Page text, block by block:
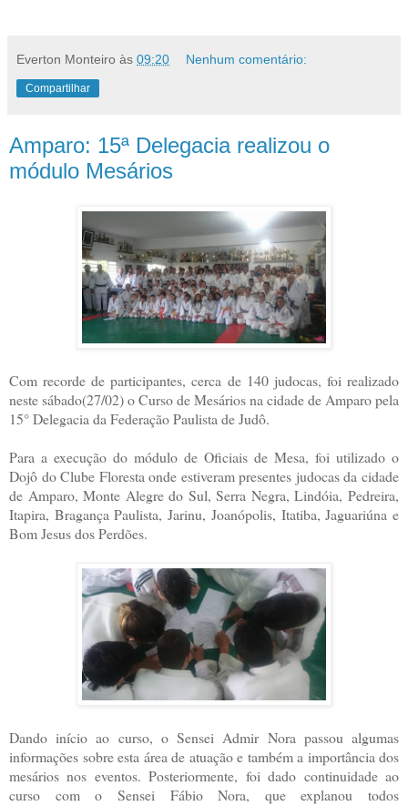
Everton Monteiro às 09:20 Nenhum comentário:
Compartilhar
Amparo: 15ª Delegacia realizou o
módulo Mesários
Com recorde de participantes, cerca de 140 judocas, foi realizado
neste sábado(27/02) o Curso de Mesários na cidade de Amparo pela
15° Delegacia da Federação Paulista de Judô.
Para a execução do módulo de Oficiais de Mesa, foi utilizado o
Dojô do Clube Floresta onde estiveram presentes judocas da cidade
de Amparo, Monte Alegre do Sul, Serra Negra, Lindóia, Pedreira,
Itapira, Bragança Paulista, Jarinu, Joanópolis, Itatiba, Jaguariúna e
Bom Jesus dos Perdões.
Dando início ao curso, o Sensei Admir Nora passou algumas
informações sobre esta área de atuação e também a importância dos
mesários nos eventos. Posteriormente, foi dado continuidade ao
curso com o Sensei Fábio Nora, que explanou todos